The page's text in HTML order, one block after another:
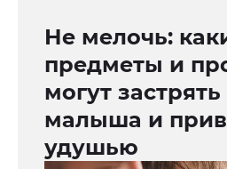
Не мелочь:
предметы и
могут
малыша и
удушью